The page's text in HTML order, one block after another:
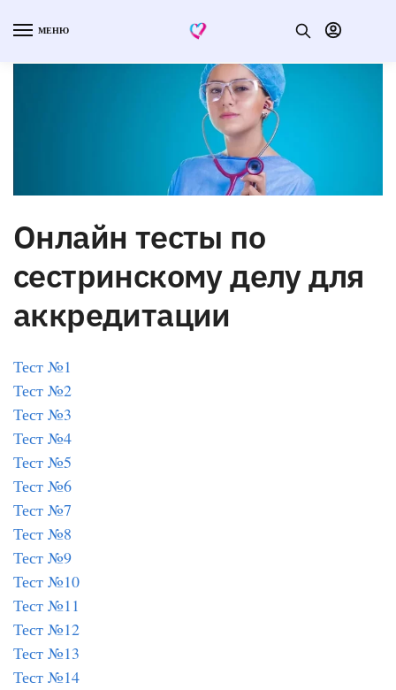
МЕНЮ
Онлайн тесты по
сестринскому делу для
аккредитации
Тест №1
Тест №2
Тест №3
Тест №4
Тест №5
Тест №6
Тест №7
Тест №8
Тест №9
Тест №10
Тест №11
Тест №12
Тест №13
Тест №14